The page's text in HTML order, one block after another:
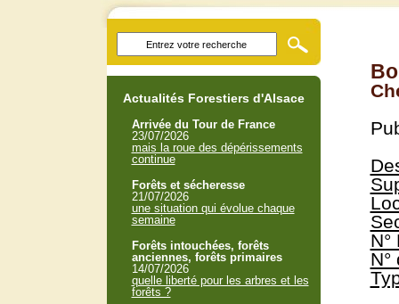
N°
N°
Actualités Forestiers d'Alsace
Arrivée du Tour de France
23/07/2026
mais la roue des dépérissements
continue
Forêts et sécheresse
21/07/2026
une situation qui évolue chaque
semaine
Forêts intouchées, forêts
anciennes, forêts primaires
14/07/2026
quelle liberté pour les arbres et les
forêts ?